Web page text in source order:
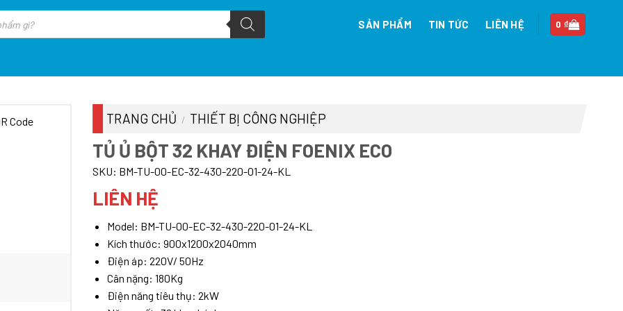
SẢN PHẨM TIN TỨC LIÊN HỆ 0₫
TRANG CHỦ / THIẾT BỊ CÔNG NGHIỆP
TỦ Ủ BỘT 32 KHAY ĐIỆN FOENIX ECO
SKU: BM-TU-00-EC-32-430-220-01-24-KL
LIÊN HỆ
Model: BM-TU-00-EC-32-430-220-01-24-KL
Kích thước: 900x1200x2040mm
Điện áp: 220V/ 50Hz
Cân nặng: 180Kg
Điện năng tiêu thụ: 2kW